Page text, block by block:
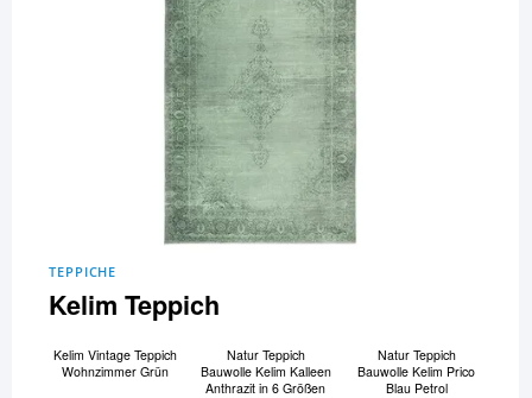
TEPPICHE
Kelim Teppich
Kelim Vintage Teppich
Wohnzimmer Grün
Natur Teppich
Bauwolle Kelim Kalleen
Anthrazit in 6 Größen
Natur Teppich
Bauwolle Kelim Prico
Blau Petrol